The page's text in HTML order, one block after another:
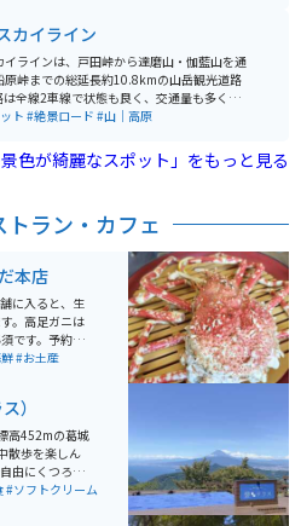
「安らげる水辺」「美しい水辺」として高く
ます。 沼津インターから南へ約1時間のと
ます。ツーリングバイクで訪れる方には、大
い景色を堪能できます。
カイライン
イラインは、戸田峠から達磨山・伽藍山を通
原峠までの総延長約10.8kmの山岳観光道路
は全線2車線で状態も良く、交通量も多くない
楽しみながら快適なツーリングが楽しめま
笹や低木が覆われ、視界の先には晩秋の空と
ます。戸田駐車場に車を停めて、絶景を堪能
しんでください。 船原峠で西伊豆スカ
ことで仁科峠も楽しめます。
ト #絶景ロード #山｜高原
景色が綺麗なスポット」をもっと見る
ラン・カフェ
本店
に入ると、生
。高足ガニは
です。予約時
調理済の高足
#お土産
）
高452mの葛城
散歩を楽しん
由にくつろげ
頂に広がる絶
#ソフトクリーム